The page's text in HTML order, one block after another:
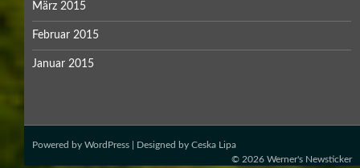
März 2015
Februar 2015
Januar 2015
Powered by WordPress | Designed by Ceska Lipa
© 2026 Werner's Newsticker